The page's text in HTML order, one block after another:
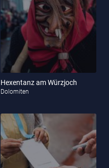
Hexentanz am Würzjoch
Dolomiten